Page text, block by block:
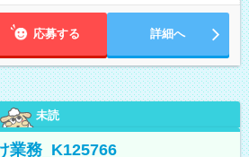
応募する 詳細へ
未読
業務_K125766